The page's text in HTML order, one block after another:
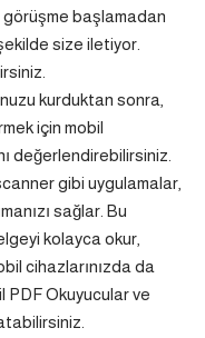
başlamadan
size iletiyor.
kurduktan sonra,
için mobil
değerlendirebilirsiniz.
gibi uygulamalar,
sağlar. Bu
kolayca okur,
cihazlarınızda da
PDF Okuyucular ve